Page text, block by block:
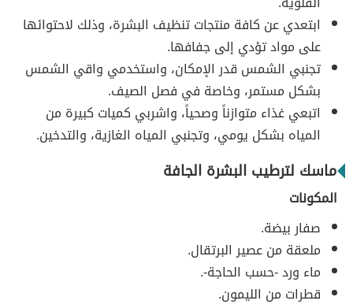
ابتعدي عن كافة منتجات تنظيف البشرة، وذلك لاحتوائها
على مواد تؤدي إلى جفافها.
تجنبي الشمس قدر الإمكان، واستخدمي واقي الشمس
بشكل مستمر، وخاصة في فصل الصيف.
اتبعي غذاء متوازناً وصحياً، واشربي كميات كبيرة من
المياه بشكل يومي، وتجنبي المياه الغازية، والتدخين.
ماسك لترطيب البشرة الجافة
المكونات
صفار بيضة.
ملعقة من عصير البرتقال.
ماء ورد -حسب الحاجة-.
قطرات من الليمون.